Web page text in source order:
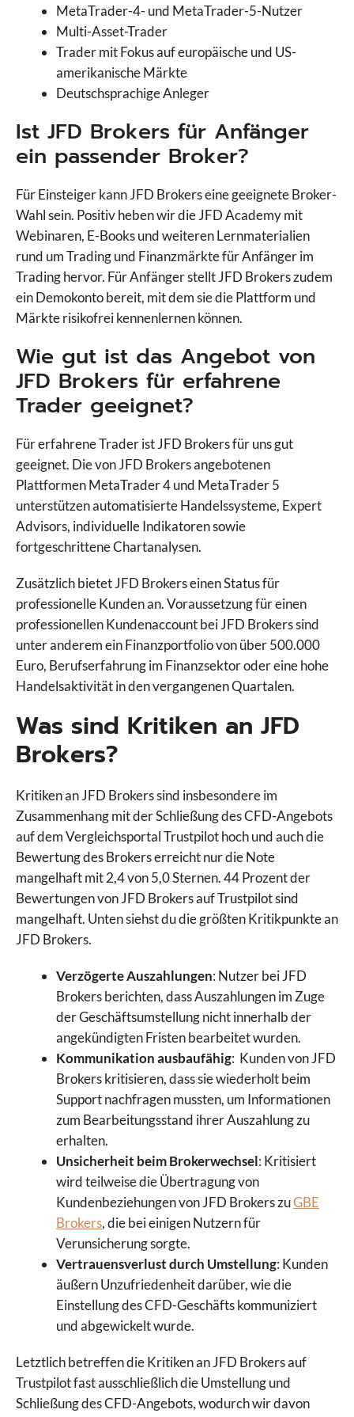
4.3
VS
0.0
Wähle Broker Aus
MetaTrader-4- und MetaTrader-5-Nutzer
Multi-Asset-Trader
Trader mit Fokus auf europäische und US-
amerikanische Märkte
Deutschsprachige Anleger
Ist JFD Brokers für Anfänger
ein passender Broker?
Für Einsteiger kann JFD Brokers eine geeignete Broker-
Wahl sein. Positiv heben wir die JFD Academy mit
Webinaren, E-Books und weiteren Lernmaterialien
rund um Trading und Finanzmärkte für Anfänger im
Trading hervor. Für Anfänger stellt JFD Brokers zudem
ein Demokonto bereit, mit dem sie die Plattform und
Märkte risikofrei kennenlernen können.
Wie gut ist das Angebot von
JFD Brokers für erfahrene
Trader geeignet?
Für erfahrene Trader ist JFD Brokers für uns gut
geeignet. Die von JFD Brokers angebotenen
Plattformen MetaTrader 4 und MetaTrader 5
unterstützen automatisierte Handelssysteme, Expert
Advisors, individuelle Indikatoren sowie
fortgeschrittene Chartanalysen.
Zusätzlich bietet JFD Brokers einen Status für
professionelle Kunden an. Voraussetzung für einen
professionellen Kundenaccount bei JFD Brokers sind
unter anderem ein Finanzportfolio von über 500.000
Euro, Berufserfahrung im Finanzsektor oder eine hohe
Handelsaktivität in den vergangenen Quartalen.
Was sind Kritiken an JFD
Brokers?
Kritiken an JFD Brokers sind insbesondere im
Zusammenhang mit der Schließung des CFD-Angebots
auf dem Vergleichsportal Trustpilot hoch und auch die
Bewertung des Brokers erreicht nur die Note
mangelhaft mit 2,4 von 5,0 Sternen. 44 Prozent der
Bewertungen von JFD Brokers auf Trustpilot sind
mangelhaft. Unten siehst du die größten Kritikpunkte an
JFD Brokers.
Verzögerte Auszahlungen: Nutzer bei JFD
Brokers berichten, dass Auszahlungen im Zuge
der Geschäftsumstellung nicht innerhalb der
angekündigten Fristen bearbeitet wurden.
Kommunikation ausbaufähig: Kunden von JFD
Brokers kritisieren, dass sie wiederholt beim
Support nachfragen mussten, um Informationen
zum Bearbeitungsstand ihrer Auszahlung zu
erhalten.
Unsicherheit beim Brokerwechsel: Kritisiert
wird teilweise die Übertragung von
Kundenbeziehungen von JFD Brokers zuGBE
Brokers, die bei einigen Nutzern für
Verunsicherung sorgte.
Vertrauensverlust durch Umstellung: Kunden
äußern Unzufriedenheit darüber, wie die
Einstellung des CFD-Geschäfts kommuniziert
und abgewickelt wurde.
Letztlich betreffen die Kritiken an JFD Brokers auf
Trustpilot fast ausschließlich die Umstellung und
Schließung des CFD-Angebots, wodurch wir davon